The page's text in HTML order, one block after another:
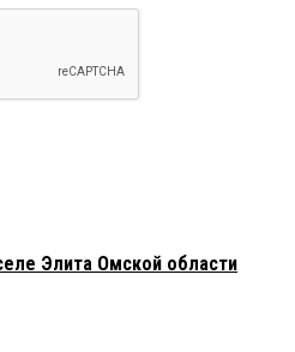
Элита Омской области